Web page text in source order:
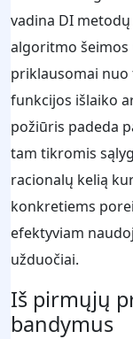
vadina DI
algoritmo šeimos
priklausomai
funkcijos išlaiko
požiūris padeda
tam tikromis
racionalų kelią
konkretiems
efektyviam
užduočiai.
Iš pirmųjų
bandymus